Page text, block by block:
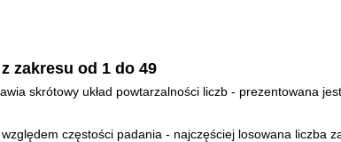
zakresu od 1 do 49
skrótowy układ powtarzalności liczb - prezentowana
częstości padania - najczęściej losowana liczba